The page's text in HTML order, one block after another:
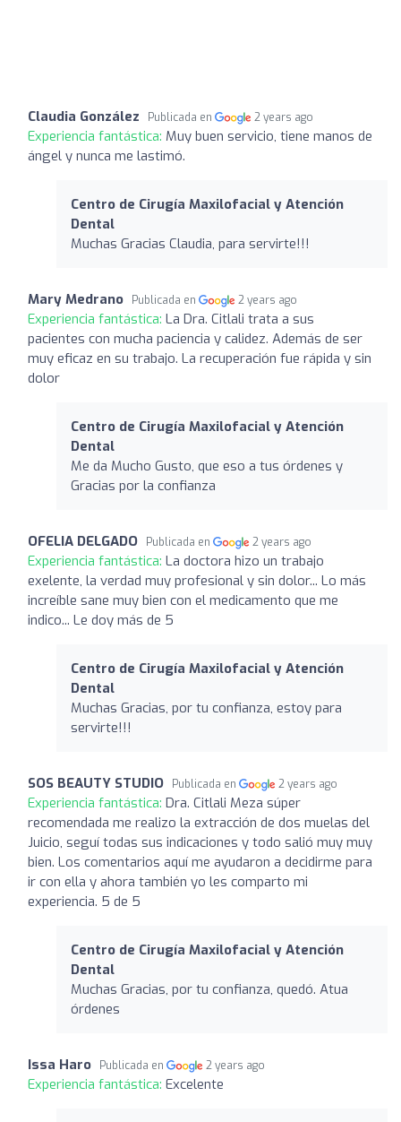
Claudia González Publicada en 2 years ago
Experiencia fantástica: Muy buen servicio, tiene manos de
ángel y nunca me lastimó.
Centro de Cirugía Maxilofacial y Atención
Dental
Muchas Gracias Claudia, para servirte!!!
Mary Medrano Publicada en 2 years ago
Experiencia fantástica: La Dra. Citlali trata a sus
pacientes con mucha paciencia y calidez. Además de ser
muy eficaz en su trabajo. La recuperación fue rápida y sin
dolor
Centro de Cirugía Maxilofacial y Atención
Dental
Me da Mucho Gusto, que eso a tus órdenes y
Gracias por la confianza
OFELIA DELGADO Publicada en 2 years ago
Experiencia fantástica: La doctora hizo un trabajo
exelente, la verdad muy profesional y sin dolor... Lo más
increíble sane muy bien con el medicamento que me
indico... Le doy más de 5
Centro de Cirugía Maxilofacial y Atención
Dental
Muchas Gracias, por tu confianza, estoy para
servirte!!!
SOS BEAUTY STUDIO Publicada en 2 years ago
Experiencia fantástica: Dra. Citlali Meza súper
recomendada me realizo la extracción de dos muelas del
Juicio, seguí todas sus indicaciones y todo salió muy muy
bien. Los comentarios aquí me ayudaron a decidirme para
ir con ella y ahora también yo les comparto mi
experiencia. 5 de 5
Centro de Cirugía Maxilofacial y Atención
Dental
Muchas Gracias, por tu confianza, quedó. Atua
órdenes
Issa Haro Publicada en 2 years ago
Experiencia fantástica: Excelente